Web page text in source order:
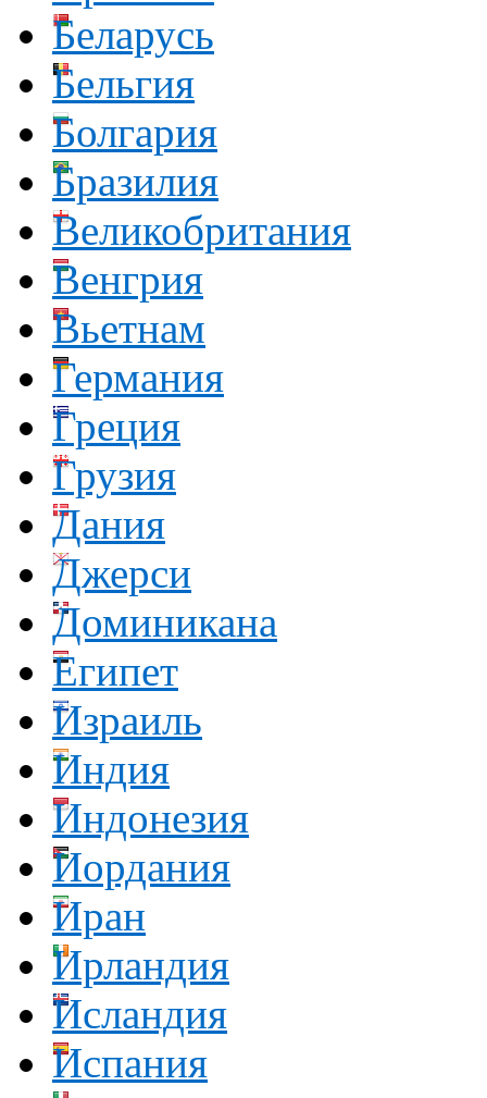
Беларусь
Бельгия
Болгария
Бразилия
Великобритания
Венгрия
Вьетнам
Германия
Греция
Грузия
Дания
Джерси
Доминикана
Египет
Израиль
Индия
Индонезия
Иордания
Иран
Ирландия
Исландия
Испания